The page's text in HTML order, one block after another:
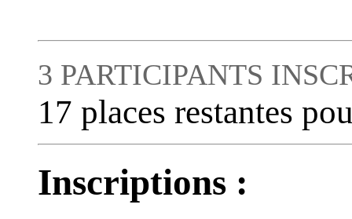
3 PARTICIPANTS
17 places restantes
Inscriptions :